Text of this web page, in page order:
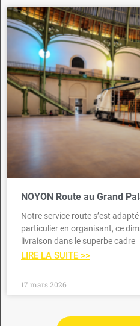
NOYON Route au Grand
Notre service route s’est
particulier en organisant, ce
livraison dans le superbe cadre
LIRE LA SUITE >>
17 mars 2026